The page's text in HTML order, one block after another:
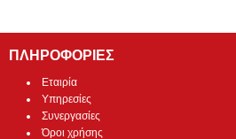
ΠΛΗΡΟΦΟΡΙΕΣ
Εταιρία
Υπηρεσίες
Συνεργασίες
Όροι χρήσης